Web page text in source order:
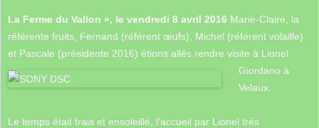
La Ferme du Vallon », le vendredi 8 avril 2016 Marie-Claire, la
référente fruits, Fernand (référent œufs), Michel (référent volaille)
et Pascale (présidente 2016) étions allés rendre visite à Lionel
Giordano à
Velaux.
Le temps était frais et ensoleillé, l’accueil par Lionel très